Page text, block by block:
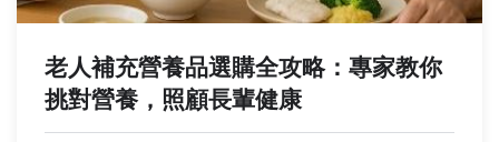
老人補充營養品選購全攻略：專家教你
挑對營養，照顧長輩健康